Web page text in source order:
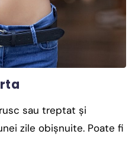
sau treptat și
zile obișnuite. Poate fi